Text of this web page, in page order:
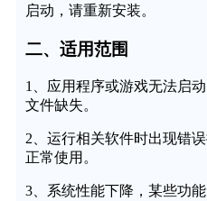
启动，请重新安装。
二、适用范围
1、应用程序或游戏无法启
文件缺失。
2、运行相关软件时出现错
正常使用。
3、系统性能下降，某些功